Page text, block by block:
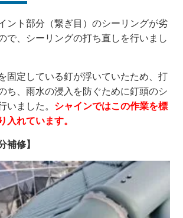
ント部分（繋ぎ目）のシーリングが劣
で、シーリングの打ち直しを行いまし
固定している釘が浮いていたため、打
ち、雨水の浸入を防ぐために釘頭のシ
いました。 シャインではこの作業を標
入れています。
補修】